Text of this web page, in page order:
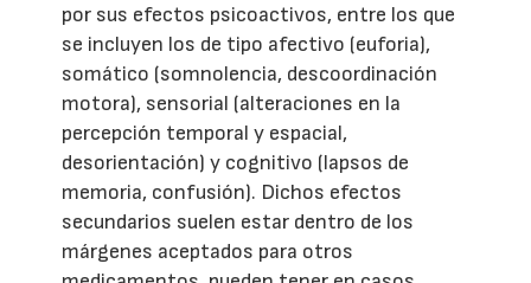
por sus efectos psicoactivos, entre los que
se incluyen los de tipo afectivo (euforia),
somático (somnolencia, descoordinación
motora), sensorial (alteraciones en la
percepción temporal y espacial,
desorientación) y cognitivo (lapsos de
memoria, confusión). Dichos efectos
secundarios suelen estar dentro de los
márgenes aceptados para otros